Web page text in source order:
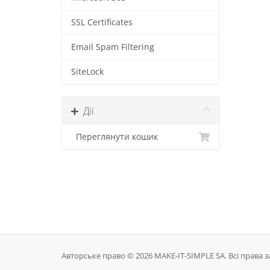
SSL Certificates
Email Spam Filtering
SiteLock
Дії
Переглянути кошик
Авторське право © 2026 MAKE-IT-SIMPLE SA. Всі права